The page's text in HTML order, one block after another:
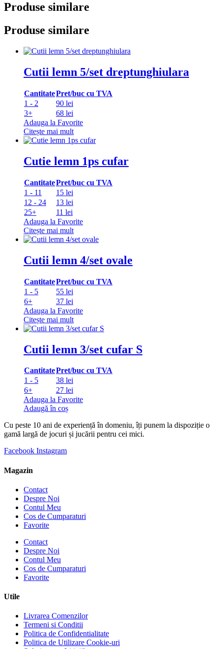
Produse similare
Produse similare
Cutii lemn 5/set dreptunghiulara
CantitatePret/buc cu TVA
1 - 2
90 lei
3+
68 lei
Adauga la Favorite
Citește mai mult
Cutie lemn 1ps cufar
CantitatePret/buc cu TVA
1 - 11
15 lei
12 - 24
13 lei
25+
11 lei
Adauga la Favorite
Citește mai mult
Cutii lemn 4/set ovale
CantitatePret/buc cu TVA
1 - 5
55 lei
6+
37 lei
Adauga la Favorite
Citește mai mult
Cutii lemn 3/set cufar S
CantitatePret/buc cu TVA
1 - 5
38 lei
6+
27 lei
Adauga la Favorite
Adaugă în coș
Cu peste 10 ani de experiență în domeniu, îți punem la dispoziție o
gamă largă de jocuri și jucării pentru cei mici.
Facebook Instagram
Magazin
Contact
Despre Noi
Contul Meu
Cos de Cumparaturi
Favorite
Contact
Despre Noi
Contul Meu
Cos de Cumparaturi
Favorite
Utile
Livrarea Comenzilor
Termeni si Conditii
Politica de Confidentialitate
Politica de Utilizare Cookie-uri